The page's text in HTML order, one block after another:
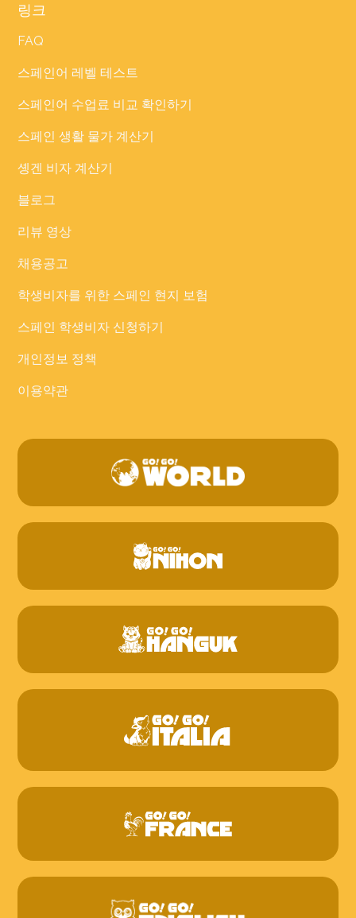
링크
FAQ
스페인어 레벨 테스트
스페인어 수업료 비교 확인하기
스페인 생활 물가 계산기
솅겐 비자 계산기
블로그
리뷰 영상
채용공고
학생비자를 위한 스페인 현지 보험
스페인 학생비자 신청하기
개인정보 정책
이용약관